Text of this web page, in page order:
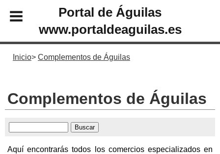
Portal de Águilas
www.portaldeaguilas.es
Inicio Complementos de Águilas
Complementos de Águilas
Aquí encontrarás todos los comercios especializados en